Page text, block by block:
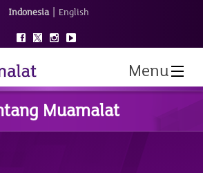
Indonesia | English
Menu
Muamalat